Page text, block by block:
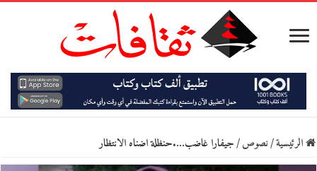
الرئيسية/نصوص/جيفارا غاضب….حنظلة اضناه الانتظار